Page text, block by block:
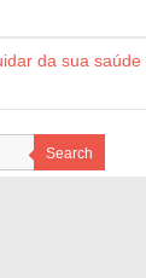
da sua
Search